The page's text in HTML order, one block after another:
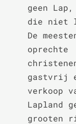
geen Lap,
die niet
De
oprechte
gastvrij
verkoop
Lapland
grooten